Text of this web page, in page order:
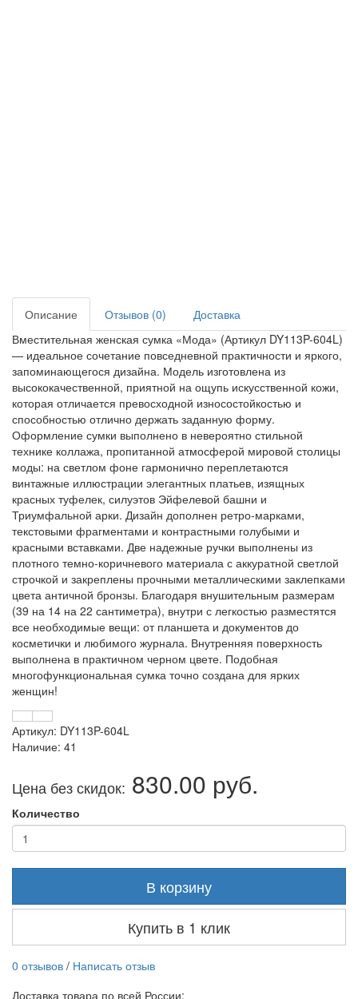
Описание Отзывов (0)
Доставка
Вместительная женская сумка «Мода» (Артикул DY113P-604L)
— идеальное сочетание повседневной практичности и яркого,
запоминающегося дизайна. Модель изготовлена из
высококачественной, приятной на ощупь искусственной кожи,
которая отличается превосходной износостойкостью и
способностью отлично держать заданную форму.
Оформление сумки выполнено в невероятно стильной
технике коллажа, пропитанной атмосферой мировой столицы
моды: на светлом фоне гармонично переплетаются
винтажные иллюстрации элегантных платьев, изящных
красных туфелек, силуэтов Эйфелевой башни и
Триумфальной арки. Дизайн дополнен ретро-марками,
текстовыми фрагментами и контрастными голубыми и
красными вставками. Две надежные ручки выполнены из
плотного темно-коричневого материала с аккуратной светлой
строчкой и закреплены прочными металлическими заклепками
цвета античной бронзы. Благодаря внушительным размерам
(39 на 14 на 22 сантиметра), внутри с легкостью разместятся
все необходимые вещи: от планшета и документов до
косметички и любимого журнала. Внутренняя поверхность
выполнена в практичном черном цвете. Подобная
многофункциональная сумка точно создана для ярких
женщин!
Артикул: DY113P-604L
Наличие: 41
Цена без скидок: 830.00 руб.
Количество
В корзину
Купить в 1 клик
0 отзывов / Написать отзыв
Доставка товара по всей России: